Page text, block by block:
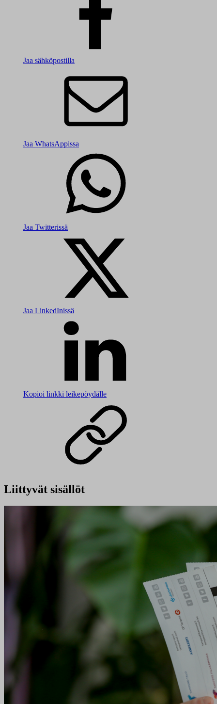
Jaa sähköpostilla
Jaa WhatsAppissa
Jaa Twitterissä
Jaa LinkedInissä
Kopioi linkki leikepöydälle
Liittyvät sisällöt